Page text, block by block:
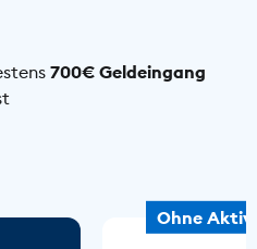
700€ Geldeingang
Ohne